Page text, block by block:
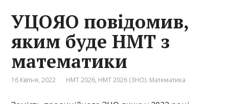
УЦОЯО повідомив,
яким буде НМТ з
математики
16 Квітня, 2022 НМТ 2026, НМТ 2026 (ЗНО). Математика